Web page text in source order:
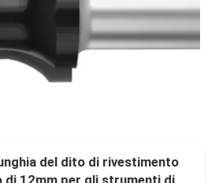
del dito di rivestimento